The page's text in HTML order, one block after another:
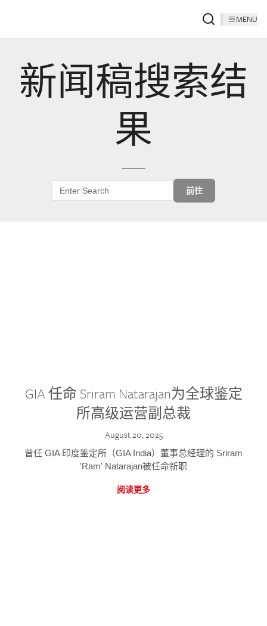
MENU
新闻稿搜索结
果
前往
GIA 任命 Sriram Natarajan为全球鉴定
所高级运营副总裁
August 20, 2025
曾任 GIA 印度鉴定所（GIA India）董事总经理的 Sriram
'Ram' Natarajan被任命新职
阅读更多